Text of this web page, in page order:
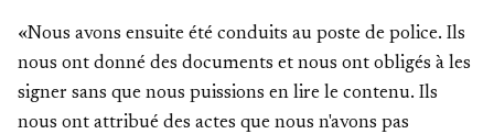
«Nous avons ensuite été conduits au poste de police. Ils
nous ont donné des documents et nous ont obligés à les
signer sans que nous puissions en lire le contenu. Ils
nous ont attribué des actes que nous n'avons pas